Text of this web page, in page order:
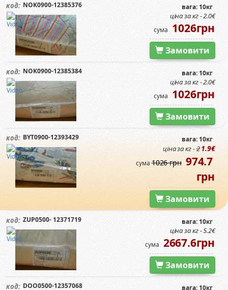
код: NOK0900-12385376 вага: 10кг
ціна за кг - 2.0€
сума 1026грн
Замовити
код: NOK0900-12385384 вага: 10кг
ціна за кг - 2.0€
сума 1026грн
Замовити
код: BYT0900-12393429 вага: 10кг
ціна за кг -21.9€
сума1026 грн 974.7
грн
Замовити
код: ZUP0500- 12371719 вага: 10кг
ціна за кг - 5.2€
сума 2667.6грн
Замовити
код: DOO0500-12357068 вага: 10кг